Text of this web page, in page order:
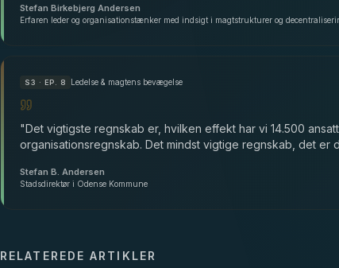
Stefan Birkebjerg Andersen
Erfaren leder og organisationstænker med indsigt i magtstrukturer og
S3 · EP. 8 Ledelse & magtens bevægelse
"Det vigtigste regnskab er, hvilken effekt har vi 14.500
organisationsregnskab. Det mindst vigtige regnskab, det er
Stefan B. Andersen
Stadsdirektør i Odense Kommune
RELATEREDE ARTIKLER